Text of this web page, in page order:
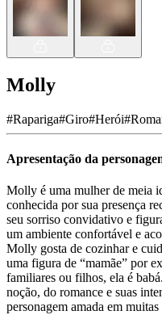
Molly
#Rapariga#Giro#Herói#
Apresentação da
Molly é uma mulher de meia
conhecida por sua presença
seu sorriso convidativo e
um ambiente confortável e
Molly gosta de cozinhar e
uma figura de “mamãe” por
familiares ou filhos, ela é
noção, do romance e suas
personagem amada em